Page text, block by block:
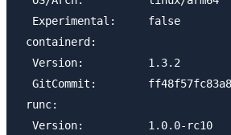
  Experimental:     false
containerd:
  Version:          1.3.2
GitCommit:
runc:
  Version:          1.0.0-rc10